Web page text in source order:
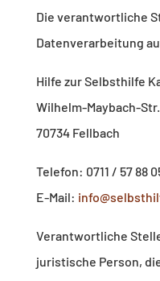
Die verantwortliche
Datenverarbeitung
Hilfe zur Selbsthilfe
Wilhelm-Maybach-Str.
70734 Fellbach
Telefon: 0711 / 57 88
E-Mail:
Verantwortliche
juristische Person,